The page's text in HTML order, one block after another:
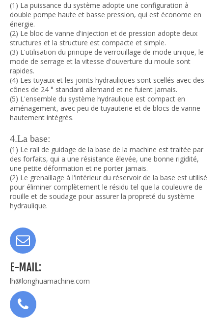
(1) La puissance du système adopte une configuration à
double pompe haute et basse pression, qui est économe en
énergie.
(2) Le bloc de vanne d'injection et de pression adopte deux
structures et la structure est compacte et simple.
(3) L'utilisation du principe de verrouillage de mode unique, le
mode de serrage et la vitesse d'ouverture du moule sont
rapides.
(4) Les tuyaux et les joints hydrauliques sont scellés avec des
cônes de 24 ° standard allemand et ne fuient jamais.
(5) L'ensemble du système hydraulique est compact en
aménagement, avec peu de tuyauterie et de blocs de vanne
hautement intégrés.
4.La base:
(1) Le rail de guidage de la base de la machine est traitée par
des forfaits, qui a une résistance élevée, une bonne rigidité,
une petite déformation et ne porter jamais.
(2) Le grenaillage à l'intérieur du réservoir de la base est utilisé
pour éliminer complètement le résidu tel que la couleuvre de
rouille et de soudage pour assurer la propreté du système
hydraulique.
E-MAIL:
lh@longhuamachine.com